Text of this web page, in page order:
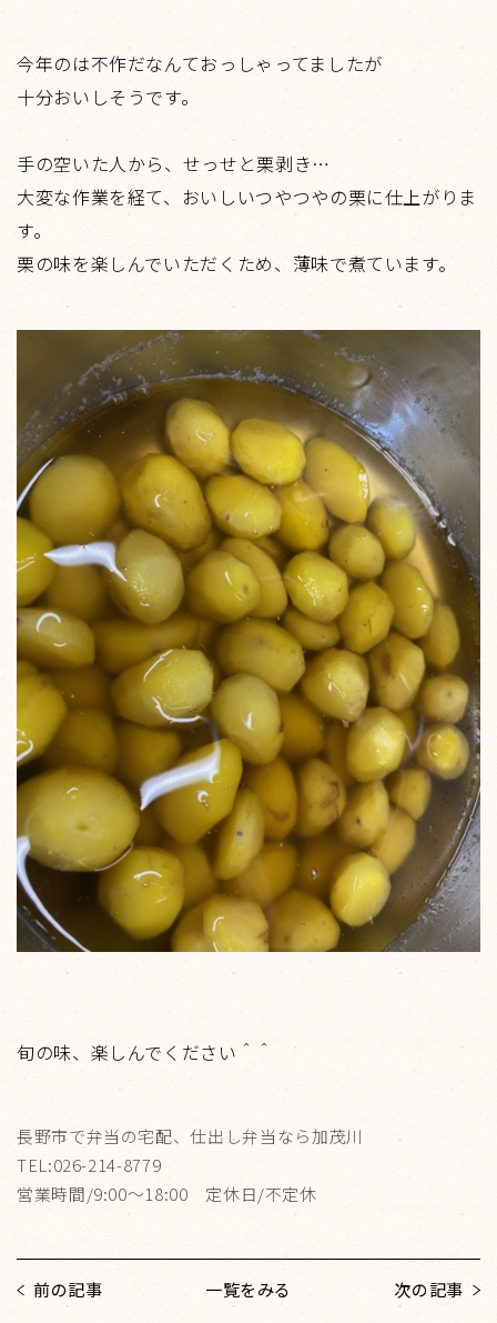
今年のは不作だなんておっしゃってましたが
十分おいしそうです。
手の空いた人から、せっせと栗剥き…
大変な作業を経て、おいしいつやつやの栗に仕上がりま
す。
栗の味を楽しんでいただくため、薄味で煮ています。
旬の味、楽しんでください＾＾
長野市で弁当の宅配、仕出し弁当なら加茂川
TEL:026-214-8779
営業時間/9:00～18:00 定休日/不定休
前の記事 一覧をみる 次の記事